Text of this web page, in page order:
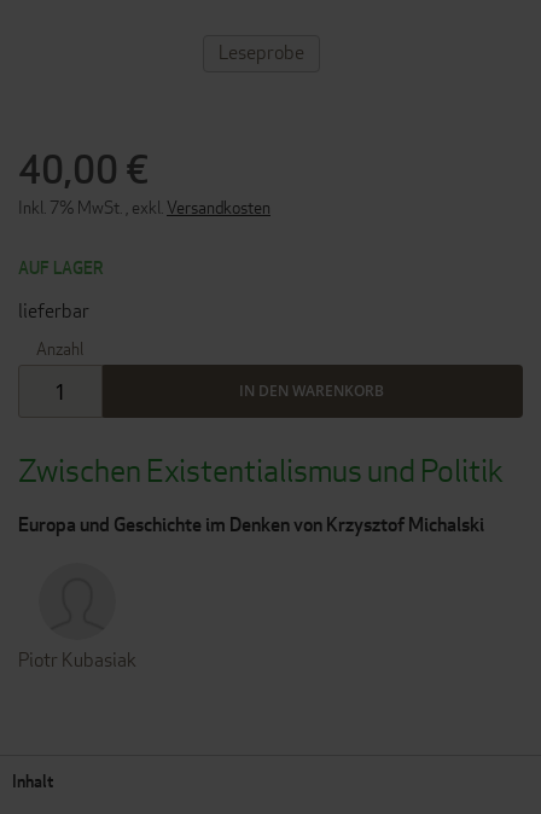
Zwischen Existentialismus und Politik
Europa und Geschichte im Denken von Krzysztof Michalski
Piotr Kubasiak
40,00 €
Inkl. 7% MwSt. exkl. Versandkosten
AUF LAGER
lieferbar
Anzahl
IN DEN WARENKORB
ZUM
ANFANG
Leseprobe
Inhalt